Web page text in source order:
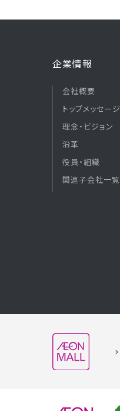
企業情報
会社概要
トップメッセージ
理念・ビジョン
沿革
役員・組織
関連子会社一覧